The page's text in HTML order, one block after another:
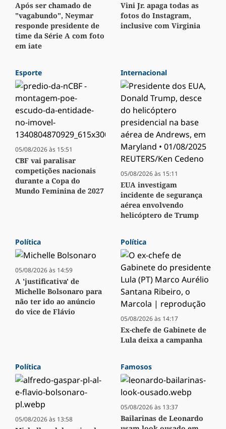
Após ser chamado de
"vagabundo", Neymar
responde presidente de
time da Série A com foto
em iate
Vini Jr. apaga todas as
fotos do Instagram,
inclusive com Virginia
Esporte
05/08/2026 às 15:51
CBF vai paralisar
competições nacionais
durante a Copa do
Mundo Feminina de 2027
Internacional
05/08/2026 às 15:11
EUA investigam
incidente de segurança
aérea envolvendo
helicóptero de Trump
Política
05/08/2026 às 14:59
A 'justificativa' de
Michelle Bolsonaro para
não ter ido ao anúncio
do vice de Flávio
Política
05/08/2026 às 14:17
Ex-chefe de Gabinete de
Lula deixa a campanha
Política
05/08/2026 às 13:58
Famosos
05/08/2026 às 13:37
Bailarinas de Leonardo